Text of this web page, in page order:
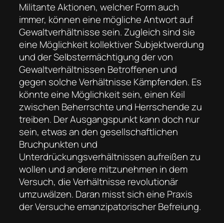
Militante Aktionen, welcher Form auch
immer, können eine mögliche Antwort auf
Gewaltverhältnisse sein. Zugleich sind sie
eine Möglichkeit kollektiver Subjektwerdung
und der Selbstermächtigung der von
Gewaltverhältnissen Betroffenen und
gegen solche Verhältnisse Kämpfenden. Es
könnte eine Möglichkeit sein, einen Keil
zwischen Beherrschte und Herrschende zu
treiben. Der Ausgangspunkt kann doch nur
sein, etwas an den gesellschaftlichen
Bruchpunkten und
Unterdrückungsverhältnissen aufreißen zu
wollen und andere mitzunehmen in dem
Versuch, die Verhältnisse revolutionär
umzuwälzen. Daran misst sich eine Praxis
der Versuche emanzipatorischer Befreiung.